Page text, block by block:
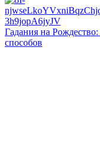
Гадания на
способов